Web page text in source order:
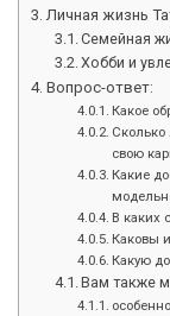
Личная жизнь
Семейная
Хобби и
Вопрос-ответ:
Какое
Сколько
свою
Какие
В каких
Каковы
Какую
Вам также